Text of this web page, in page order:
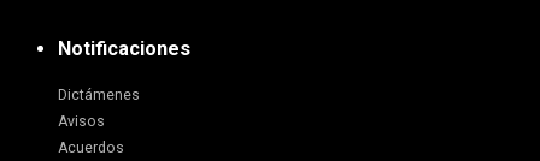
Notificaciones
Dictámenes
Avisos
Acuerdos